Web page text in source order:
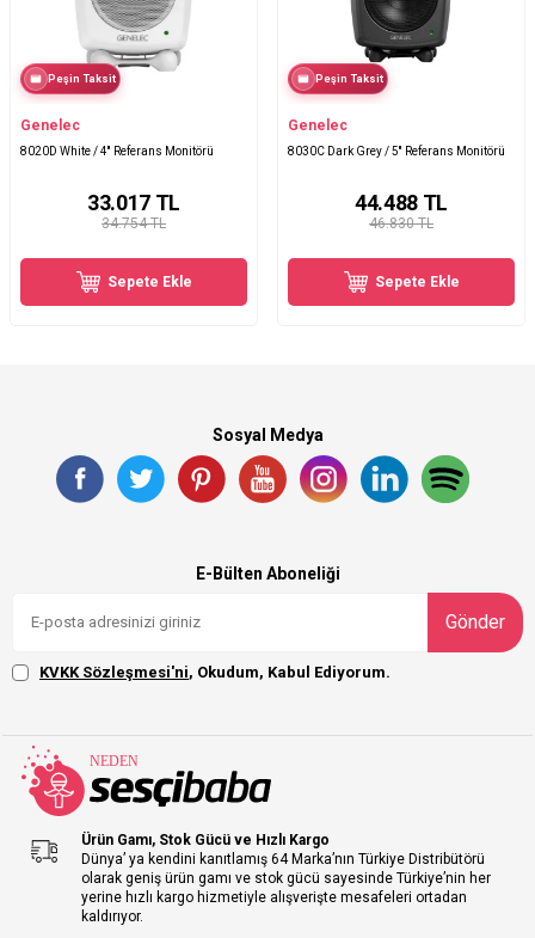
Peşin Taksit
Genelec
8020D White / 4'' Referans Monitörü
34.754 TL
33.017TL
Sepete Ekle
Peşin Taksit
Genelec
8030C Dark Grey / 5'' Referans Monitörü
46.830 TL
44.488TL
Sepete Ekle
Sosyal Medya
E-Bülten Aboneliği
Gönder
KVKK Sözleşmesi'ni, Okudum, Kabul Ediyorum.
Ürün Gamı, Stok Gücü ve Hızlı Kargo
Dünya’ ya kendini kanıtlamış 64 Marka’nın Türkiye Distribütörü
olarak geniş ürün gamı ve stok gücü sayesinde Türkiye’nin her
yerine hızlı kargo hizmetiyle alışverişte mesafeleri ortadan
kaldırıyor.